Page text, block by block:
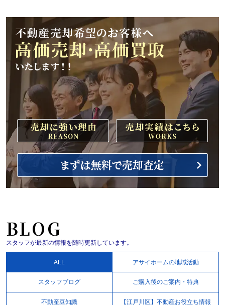
BLOG
スタッフが最新の情報を随時更新しています。
ALL アサイホームの地域活動
スタッフブログ ご購入後のご案内・特典
不動産豆知識 【江戸川区】不動産お役立ち情報